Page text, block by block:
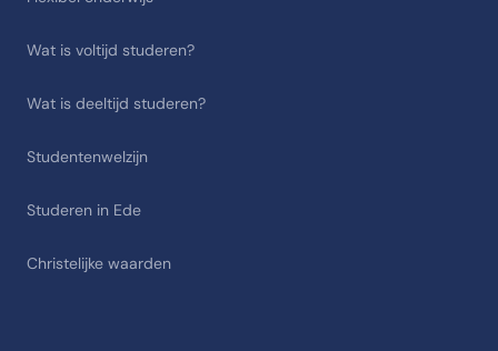
Wat is voltijd studeren?
Wat is deeltijd studeren?
Studentenwelzijn
Studeren in Ede
Christelijke waarden